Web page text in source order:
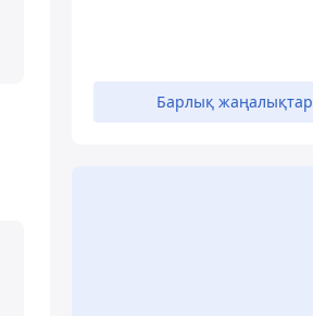
Барлық жаңалықтар